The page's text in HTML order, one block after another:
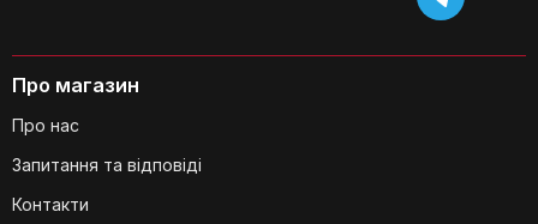
Чи легко переносити кошики з
Про магазин
Про нас
Запитання та відповіді
Контакти